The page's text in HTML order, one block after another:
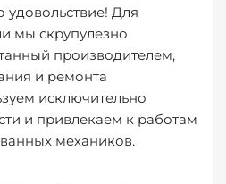
удовольствие! Для
мы скрупулезно
производителем,
и ремонта
исключительно
и привлекаем к работам
механиков.